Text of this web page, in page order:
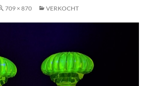
709 × 870 VERKOCHT